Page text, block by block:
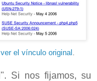
el vínculo original
Si nos fijamos, su